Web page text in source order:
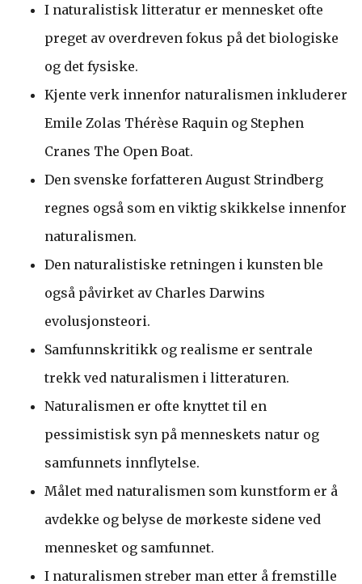
I naturalistisk litteratur er mennesket ofte
preget av overdreven fokus på det biologiske
og det fysiske.
Kjente verk innenfor naturalismen inkluderer
Emile Zolas Thérèse Raquin og Stephen
Cranes The Open Boat.
Den svenske forfatteren August Strindberg
regnes også som en viktig skikkelse innenfor
naturalismen.
Den naturalistiske retningen i kunsten ble
også påvirket av Charles Darwins
evolusjonsteori.
Samfunnskritikk og realisme er sentrale
trekk ved naturalismen i litteraturen.
Naturalismen er ofte knyttet til en
pessimistisk syn på menneskets natur og
samfunnets innflytelse.
Målet med naturalismen som kunstform er å
avdekke og belyse de mørkeste sidene ved
mennesket og samfunnet.
I naturalismen streber man etter å fremstille